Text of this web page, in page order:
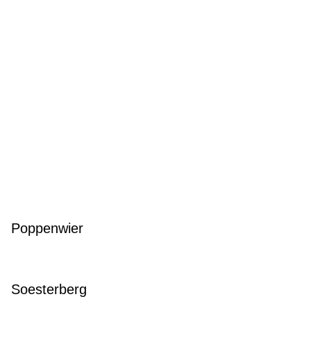
Poppenwier
Soesterberg